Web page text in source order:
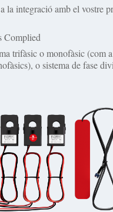
la integració amb el vostre
Complied
trifàsic o monofàsic (com
o sistema de fase